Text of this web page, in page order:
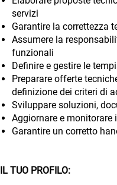
servizi
Garantire la correttezza
Assumere la
funzionali
Definire e gestire le
Preparare offerte
definizione dei criteri di
Sviluppare soluzioni,
Aggiornare e
Garantire un corretto
IL TUO PROFILO: